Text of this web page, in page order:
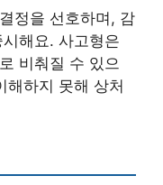
정을 선호하며, 감
해요. 사고형은
비춰질 수 있으
해하지 못해 상처